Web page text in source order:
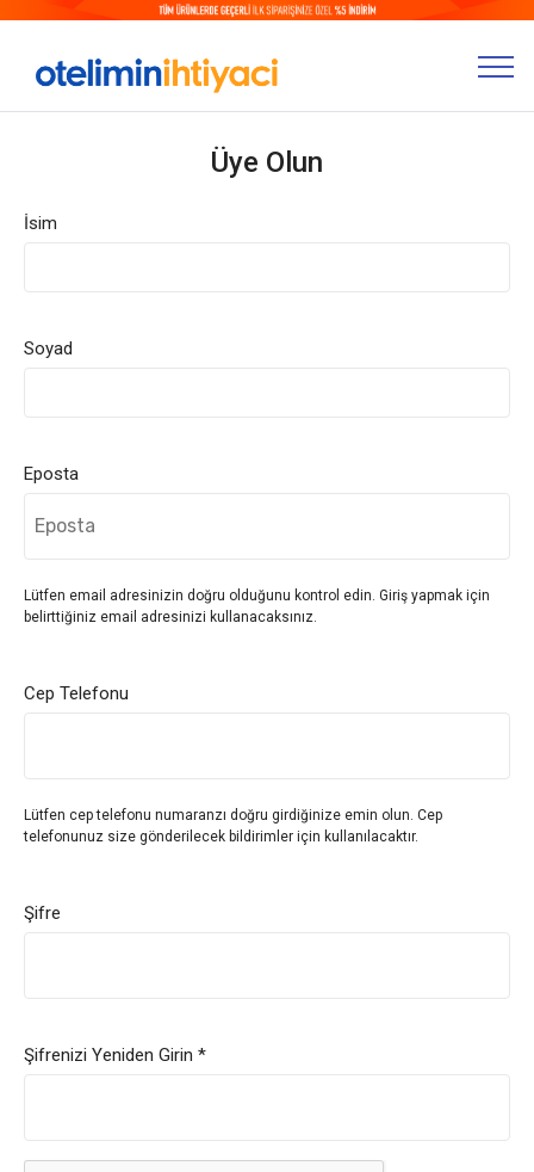
Üye Olun
İsim
Soyad
Eposta
Lütfen email adresinizin doğru olduğunu kontrol edin. Giriş yapmak için
belirttiğiniz email adresinizi kullanacaksınız.
Cep Telefonu
Lütfen cep telefonu numaranzı doğru girdiğinize emin olun. Cep
telefonunuz size gönderilecek bildirimler için kullanılacaktır.
Şifre
Şifrenizi Yeniden Girin *